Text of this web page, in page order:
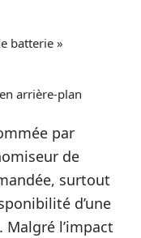
batterie »
arrière-plan
par
de
surtout
d’une
l’impact